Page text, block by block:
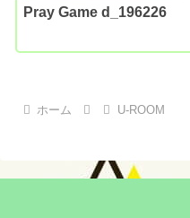
Pray Game d_196226
ホーム U-ROOM